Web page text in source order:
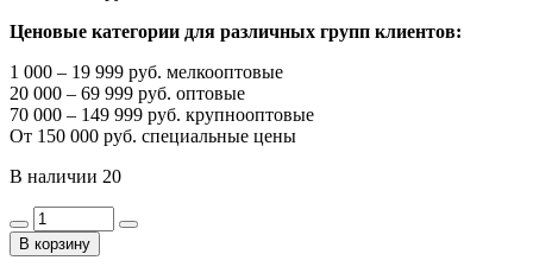
Ценовые категории для различных групп клиентов:
1 000 – 19 999 руб. мелкооптовые
20 000 – 69 999 руб. оптовые
70 000 – 149 999 руб. крупнооптовые
От 150 000 руб. специальные цены
В наличии 20
В корзину